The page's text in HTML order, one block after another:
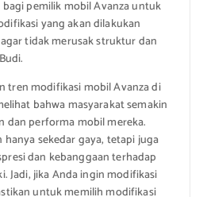
pemilik mobil Avanza untuk
yang akan dilakukan
tidak merusak struktur dan
tren modifikasi mobil Avanza di
bahwa masyarakat semakin
dan performa mobil mereka.
sekedar gaya, tetapi juga
dan kebanggaan terhadap
Jadi, jika Anda ingin modifikasi
untuk memilih modifikasi